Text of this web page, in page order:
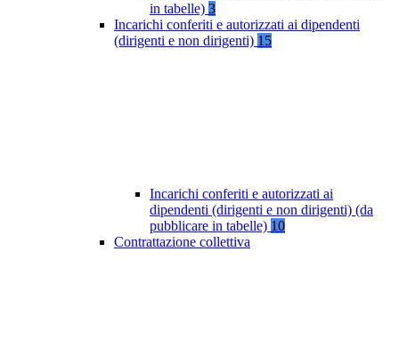
in tabelle) 3
Incarichi conferiti e autorizzati ai dipendenti
(dirigenti e non dirigenti) 15
Incarichi conferiti e autorizzati ai
dipendenti (dirigenti e non dirigenti) (da
pubblicare in tabelle) 10
Contrattazione collettiva